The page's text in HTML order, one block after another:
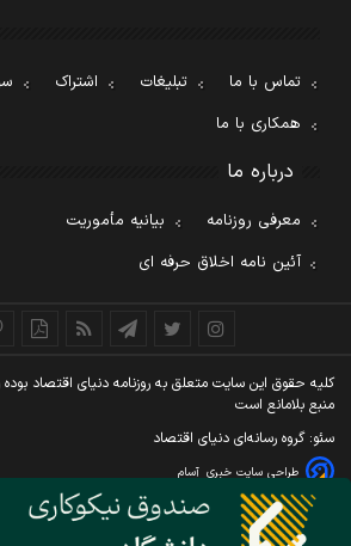
تماس با ما تبلیغات اشتراک
همکاری با ما
درباره ما
معرفی روزنامه
بیانیه مأموریت
آئین نامه اخلاق حرفه ای
کليه حقوق اين سايت متعلق به روزنامه دنيای اقتصاد بوده
منبع بلامانع است
سئو: گروه رسانه‌ای دنیای اقتصاد
طراحی سایت خبری آسام